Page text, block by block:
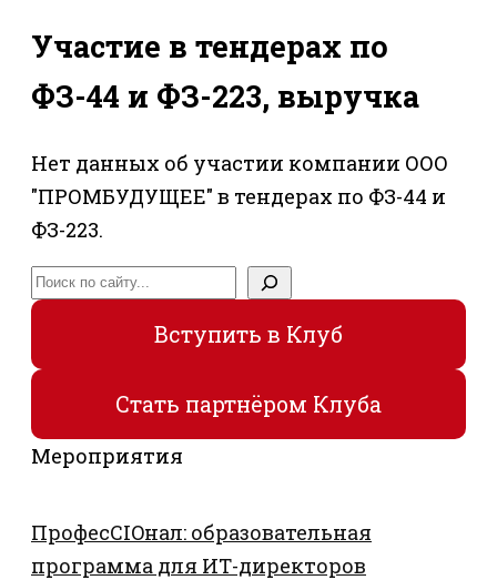
Участие в тендерах по
ФЗ-44 и ФЗ-223, выручка
Нет данных об участии компании ООО
"ПРОМБУДУЩЕЕ" в тендерах по ФЗ-44 и
ФЗ-223.
Поиск
Вступить в Клуб
Стать партнёром Клуба
Мероприятия
ПрофесCIOнал: образовательная
программа для ИТ-директоров